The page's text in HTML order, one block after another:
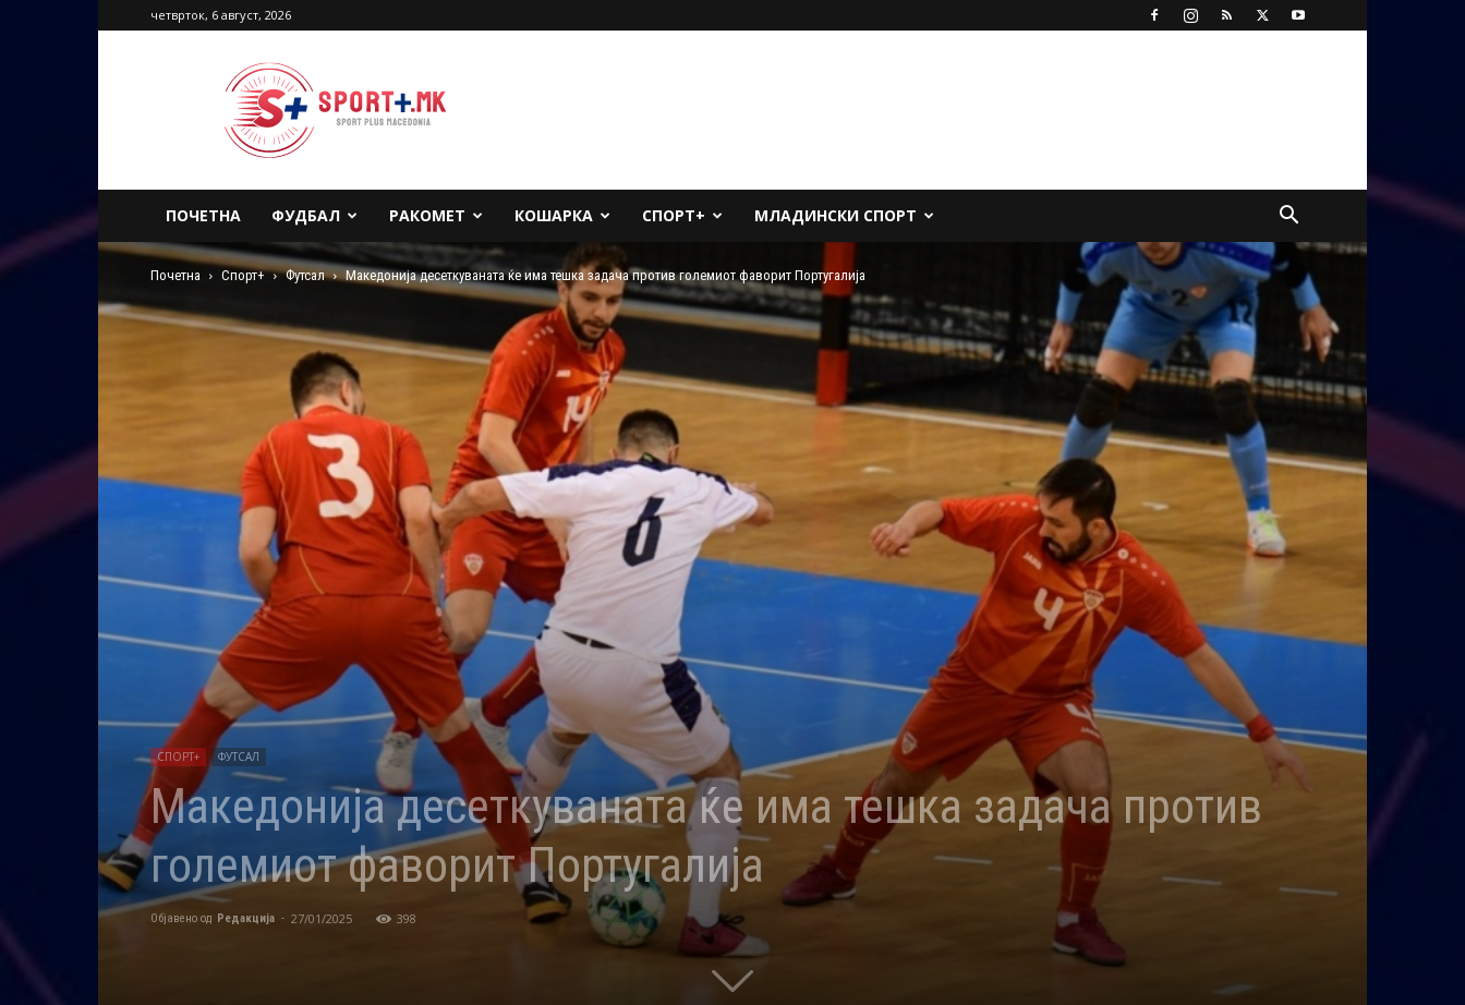
четврток, 6 август, 2026
Sport
Plus
Macedonia
ПОЧЕТНА ФУДБАЛ РАКОМЕТ КОШАРКА СПОРТ+ МЛАДИНСКИ СПОРТ
Почетна Спорт+ Футсал Македонија десеткуваната ќе има тешка задача против големиот фаворит Португалија
СПОРТ+ ФУТСАЛ
Македонија десеткуваната ќе има тешка задача против
големиот фаворит Португалија
Објавено од Редакција - 27/01/2025 398